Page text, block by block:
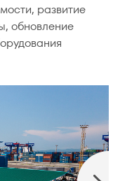
развитие
обновление